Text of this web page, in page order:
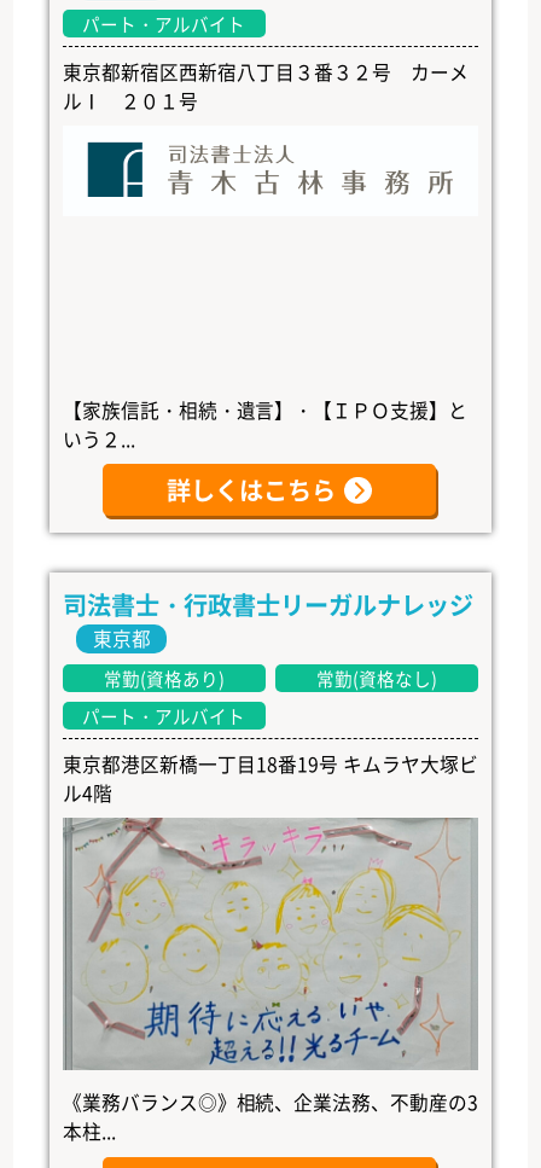
パート・アルバイト
東京都新宿区西新宿八丁目３番３２号 カーメ
ルⅠ ２０１号
【家族信託・相続・遺言】・【ＩＰＯ支援】と
いう２...
詳しくはこちら
司法書士・行政書士リーガルナレッジ
東京都
常勤(資格あり)
常勤(資格なし)
パート・アルバイト
東京都港区新橋一丁目18番19号 キムラヤ大塚ビ
ル4階
《業務バランス◎》相続、企業法務、不動産の3
本柱...